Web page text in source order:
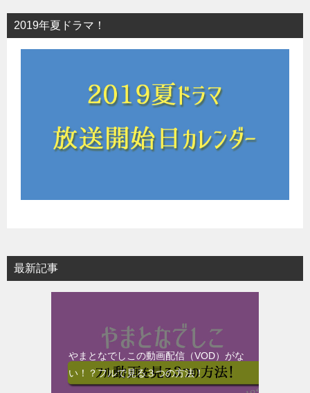
2019年夏ドラマ！
最新記事
やまとなでしこの動画配信（VOD）がな
い！？フルで見る３つの方法！